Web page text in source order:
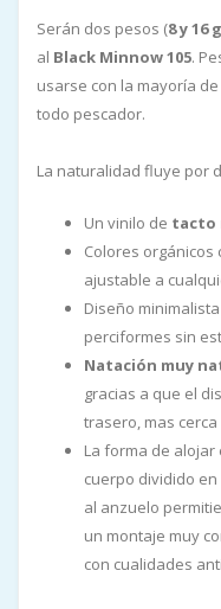
Serán dos pesos (8 y 16
al Black Minnow 105.
usarse con la mayoría
todo pescador.
La naturalidad fluye por
Un vinilo de tacto
Colores orgánicos
ajustable a
Diseño
perciformes sin
Natación muy
gracias a que el
trasero, mas
La forma de
cuerpo dividido
al anzuelo
un montaje muy
con cualidades